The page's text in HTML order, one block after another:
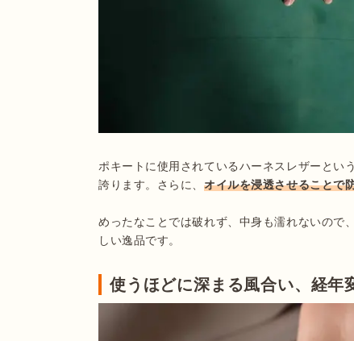
ポキートに使用されているハーネスレザーという
誇ります。さらに、オイルを浸透させることで
めったなことでは破れず、中身も濡れないので
しい逸品です。
使うほどに深まる風合い、経年